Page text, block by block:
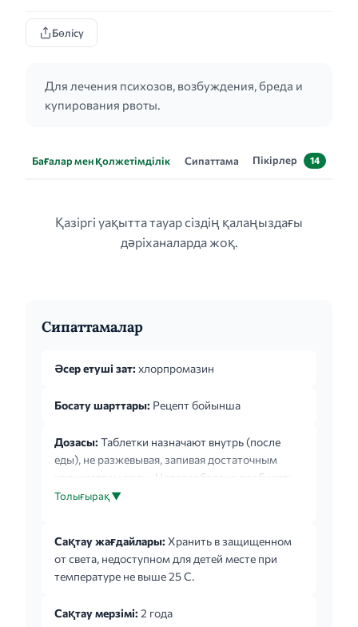
Бөлісу
Для лечения психозов, возбуждения, бреда и
купирования рвоты.
Бағалар мен қолжетімділік Сипаттама Пікірлер 14
Қазіргі уақытта тауар сіздің қалаңыздағы
дәріханаларда жоқ.
Сипаттамалар
Әсер етуші зат: хлорпромазин
Босату шарттары: Рецепт бойынша
Дозасы: Таблетки назначают внутрь (после
еды), не разжевывая, запивая достаточным
количеством воды. Целесообразно подбирать
оптимальную дозу индивидуально. Если
возможной дозы и постепенно ее увеличивать.
Шизофрения, другие психозы, ажитация,
аутизм, индукция гипотермии: Взрослые:
составляет 25-100 мг в сутки 1-4 раза в день,
Толығырақ ▼
Сақтау жағдайлары: Хранить в защищенном
от света, недоступном для детей месте при
температуре не выше 25 С.
Сақтау мерзімі: 2 года